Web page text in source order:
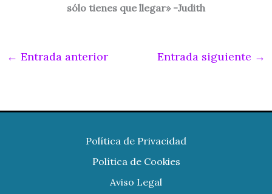
sólo tienes que llegar» -Judith
← Entrada anterior Entrada siguiente →
Política de Privacidad
Política de Cookies
Aviso Legal